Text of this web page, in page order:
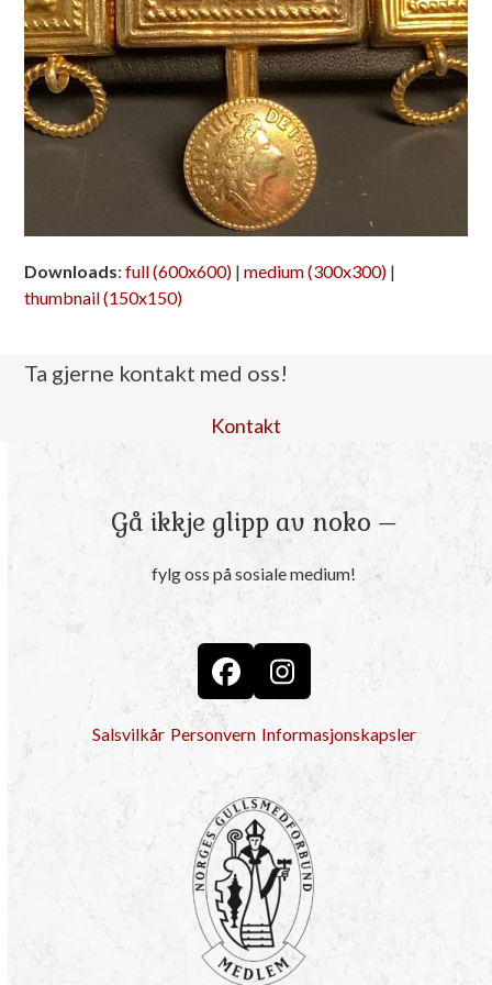
Downloads:full (600x600) |medium (300x300) |
thumbnail (150x150)
Ta gjerne kontakt med oss!
Kontakt
Gå ikkje glipp av noko –
fylg oss på sosiale medium!
FacebookInstagram
Salsvilkår Personvern Informasjonskapsler